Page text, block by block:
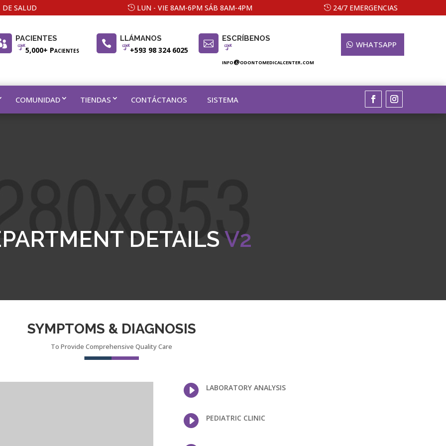
DE SALUD LUN - VIE 8AM-6PM SÁB 8AM-4PM 24/7 EMERGENCIAS
PACIENTES
5,000+ Pacientes
 LLÁMANOS
+593 98 324 6025
 ESCRÍBENOS
info@odontomedicalcenter.com
WHATSAPP
COMUNIDAD TIENDAS CONTÁCTANOS SISTEMA
DETAILSV2
SYMPTOMS & DIAGNOSIS
To Provide Comprehensive Quality Care
 LABORATORY ANALYSIS
 PEDIATRIC CLINIC